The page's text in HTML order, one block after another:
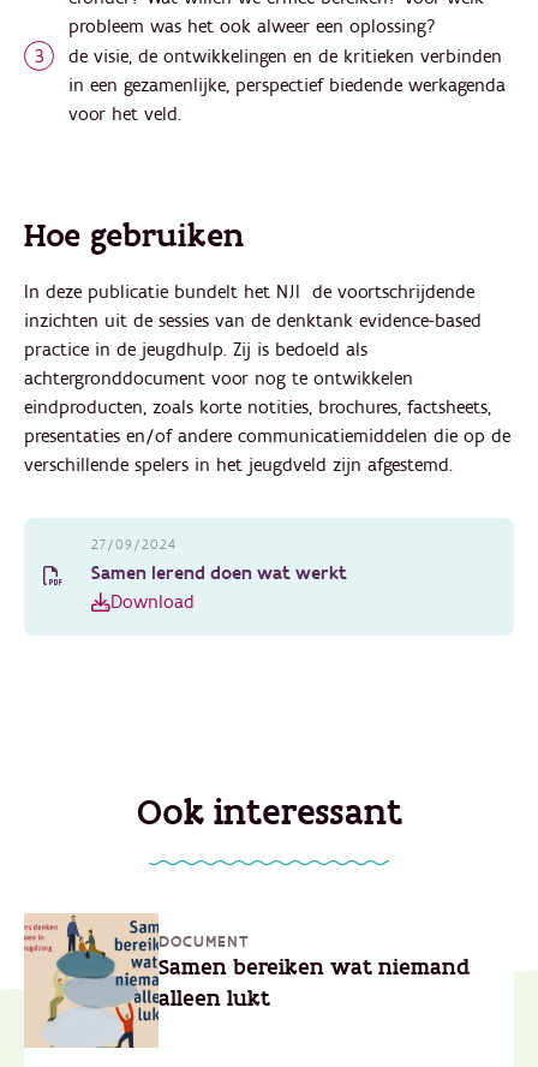
probleem was het ook alweer een oplossing?
de visie, de ontwikkelingen en de kritieken verbinden
in een gezamenlijke, perspectief biedende werkagenda
voor het veld.
Hoe gebruiken
In deze publicatie bundelt het NJI de voortschrijdende
inzichten uit de sessies van de denktank evidence-based
practice in de jeugdhulp. Zij is bedoeld als
achtergronddocument voor nog te ontwikkelen
eindproducten, zoals korte notities, brochures, factsheets,
presentaties en/of andere communicatiemiddelen die op de
verschillende spelers in het jeugdveld zijn afgestemd.
27/09/2024
Samen lerend doen wat werkt
Download
Ook interessant
DOCUMENT
Samen bereiken wat niemand
alleen lukt